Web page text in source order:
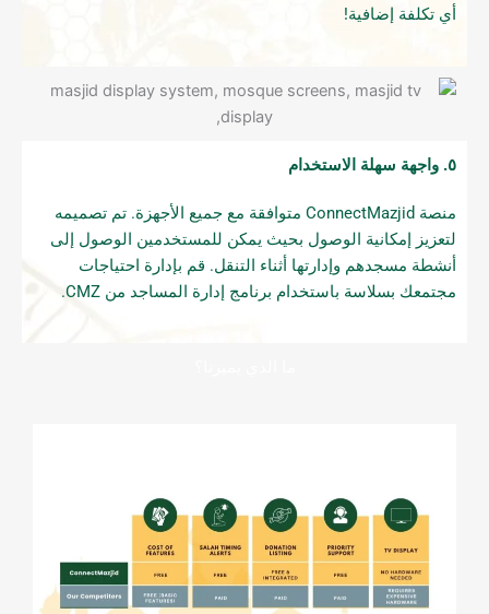
أي تكلفة إضافية!
٥. واجهة سهلة الاستخدام
منصة ConnectMazjid متوافقة مع جميع الأجهزة. تم تصميمه
لتعزيز إمكانية الوصول بحيث يمكن للمستخدمين الوصول إلى
أنشطة مسجدهم وإدارتها أثناء التنقل. قم بإدارة احتياجات
مجتمعك بسلاسة باستخدام برنامج إدارة المساجد من CMZ.